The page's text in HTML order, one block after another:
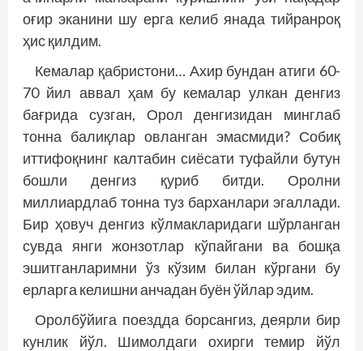
оғир эканини шу ерга келиб янада тийранроқ
ҳис қилдим.
Кемалар қабристони… Ахир бундан атиги 60-
70 йил аввал ҳам бу кемалар улкан денгиз
бағрида сузган, Орол денгизидан минглаб
тонна балиқлар овланган эмасмиди? Собиқ
иттифоқнинг калтабин сиёсати туфайли бутун
бошли денгиз қуриб битди. Оролни
миллиардлаб тонна туз барханлари эгаллади.
Бир ҳовуч денгиз кўлмакларидаги шўрланган
сувда янги жонзотлар кўпайгани ва бошқа
эшитганларимни ўз кўзим билан кўргани бу
ерларга келишни анчадан буён ўйлар эдим.
Оролбўйига поездда борсангиз, деярли бир
кунлик йўл. Шимолдаги охирги темир йўл